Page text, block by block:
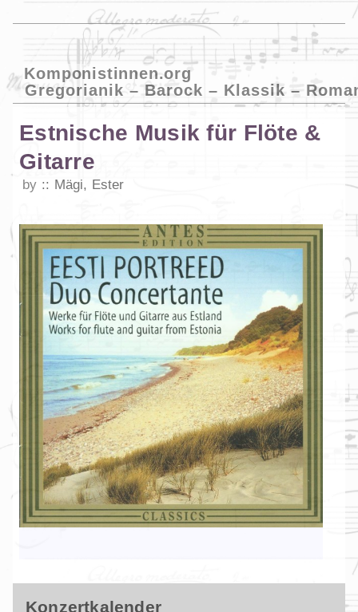
Komponistinnen.org
Gregorianik – Barock – Klassik –
Estnische Musik für Flöte &
Gitarre
by Mägi, Ester
Konzertkalender